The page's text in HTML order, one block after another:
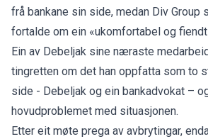
frå bankane sin side, medan Div Group
fortalde om ein «ukomfortabel og
Ein av Debeljak sine næraste
tingretten om det han oppfatta som to
side - Debeljak og ein bankadvokat –
hovudproblemet med situasjonen.
Etter eit møte prega av avbrytingar,